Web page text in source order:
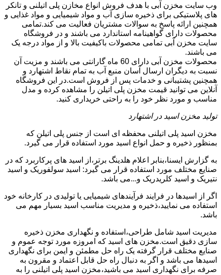
وب سایت مخزن آبی با هدف فروش انواع مخازن پلی اتیلنی و تانکر
های پلاستیکی برای ذخیره سازی آب و مواد شیمیایی و مواد غذایی و
همچنین ارائه پاسخ به سوالات مشتریان فعالیت می کند.تمامی
محصولات دارای گواهینامه استاندارد می باشند و در فروشگاه
سایت مخزن آبی تمامی محصولات باکیفیت بالا و از مواد درجه یک
می باشند.
محصولات مخزن آبی دارای 60 ماه گارانتی می باشند و مزیت آن
نسبت به دیگران ارسال آسان منبع آب به تمام نقاط اشتهارد و
همچنین پشتیبانی و خدمات پس از فروش است.در این فروشگاه
آنلاین می توانید قیمت مخزن پلی اتیلن را مشاهده کرده و مدل
مناسب و مورد نظر خود را به راحتی خریداری کنید.
تولید مخزن اسید در اشتهارد
مخزن اسید پلی اتیلنی محفظه ای است از جنس پلی اتیلن که
بمنظور ذخیره و حمل انواع اسید مورد استفاده قرار می گیرد.
به گزارش ایسنا،بنابر اعلام هلدینگ برتر،از اسید های پرکاربرد که در
صنایع مختلف مورد استفاده قرار می گیرد: اسید سولفوریک و اسید
نتیریک و اسید کلریدریک و...می باشد.
اگر از اسیدها در فرایند فرآیندهای شیمیایی یا تولیدی در کارخانه خود
استفاده می نمایید،ذخیره و مدیریت مناسب اسید بسیار مهم می
باشد.
مدیریت اسید شامل طراحی،استفاده و نگهداری مخزن ذخیره
سازی دقیق است.مخزن های اسید که امروزه مورد توجه عموم و
صنایع مختلف قرار گرفته یک راه حل مطمئن و ایمن برای نگهداری
اسیدها می باشد و اگر به دنبال راه حل قابل اعتماد و مقرون به
صرفه برای نگهداری اسید می باشید،مخزن اسید پلی اتیلنی را به